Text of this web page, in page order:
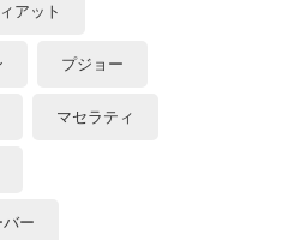
アット
プジョー
マセラティ
ー